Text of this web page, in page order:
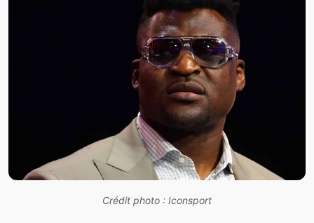
Crédit photo : Iconsport